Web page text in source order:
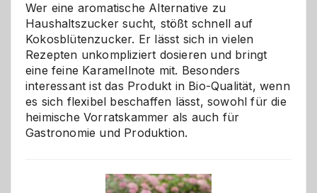
Wer eine aromatische Alternative zu
Haushaltszucker sucht, stößt schnell auf
Kokosblütenzucker. Er lässt sich in vielen
Rezepten unkompliziert dosieren und bringt
eine feine Karamellnote mit. Besonders
interessant ist das Produkt in Bio-Qualität, wenn
es sich flexibel beschaffen lässt, sowohl für die
heimische Vorratskammer als auch für
Gastronomie und Produktion.